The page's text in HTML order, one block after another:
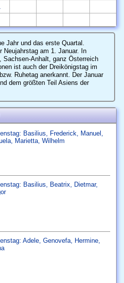
Jahr und das erste Quartal.
Neujahrstag am 1. Januar. In
Sachsen-Anhalt, ganz Österreich
ist auch der Dreikönigstag im
Ruhetag anerkannt. Der Januar
dem größten Teil Asiens der
Basilius Frederick Manuel
, Marietta, Wilhelm
Basilius Beatrix Dietmar,
Adele, Genovefa, Hermine,